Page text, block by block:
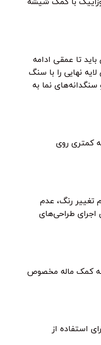
با کمک شیشه
تا عمقی ادامه
نهایی را با سنگ
نما به
کمتری روی
تغییر رنگ، عدم
اجرای طراحی‌های
به کمک ماله مخصوص
استفاده از